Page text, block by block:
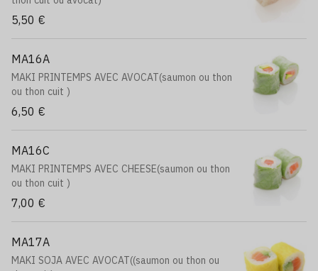
5,50 €
MA16A
MAKI PRINTEMPS AVEC AVOCAT(saumon ou thon
ou thon cuit )
6,50 €
MA16C
MAKI PRINTEMPS AVEC CHEESE(saumon ou thon
ou thon cuit )
7,00 €
MA17A
MAKI SOJA AVEC AVOCAT((saumon ou thon ou